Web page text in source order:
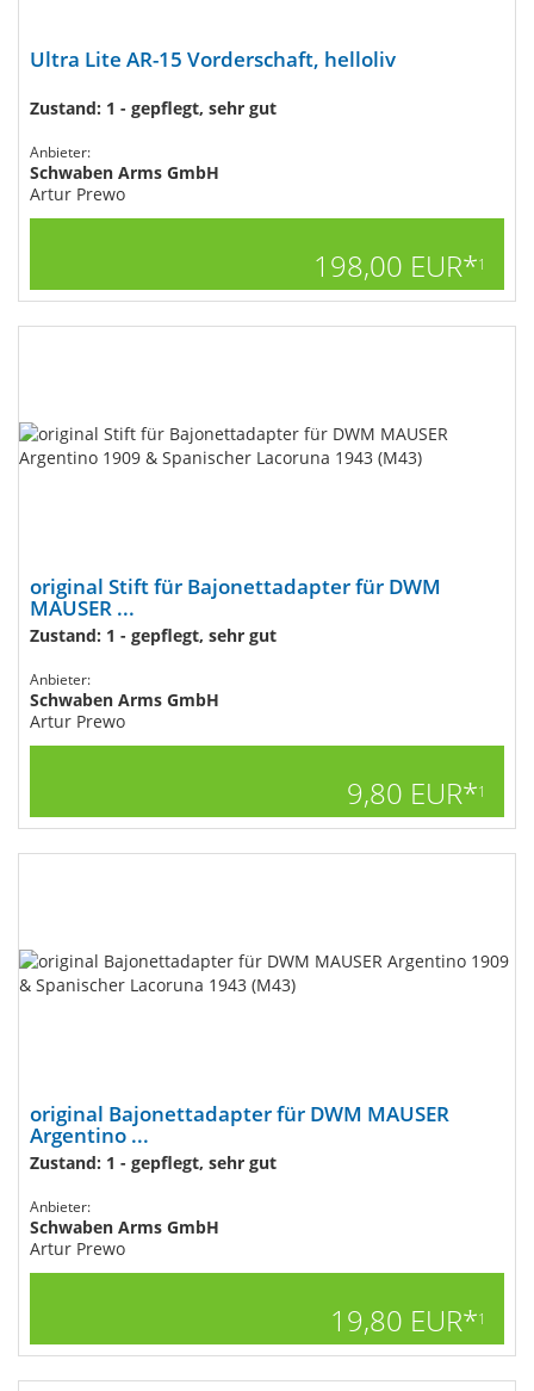
Ultra Lite AR-15 Vorderschaft, helloliv
Zustand: 1 - gepflegt, sehr gut
Anbieter:
Schwaben Arms GmbH
Artur Prewo
198,00 EUR*1
original Stift für Bajonettadapter für DWM
MAUSER ...
Zustand: 1 - gepflegt, sehr gut
Anbieter:
Schwaben Arms GmbH
Artur Prewo
9,80 EUR*1
original Bajonettadapter für DWM MAUSER
Argentino ...
Zustand: 1 - gepflegt, sehr gut
Anbieter:
Schwaben Arms GmbH
Artur Prewo
19,80 EUR*1